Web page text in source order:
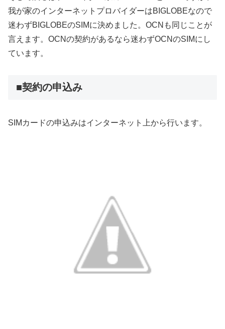
我が家のインターネットプロバイダーはBIGLOBEなので
迷わずBIGLOBEのSIMに決めました。OCNも同じことが
言えます。OCNの契約があるなら迷わずOCNのSIMにし
ています。
■契約の申込み
SIMカードの申込みはインターネット上から行います。